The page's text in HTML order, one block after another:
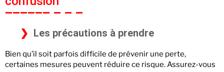
Les précautions à prendre
Bien qu’il soit parfois difficile de prévenir une perte,
certaines mesures peuvent réduire ce risque. Assurez-vous